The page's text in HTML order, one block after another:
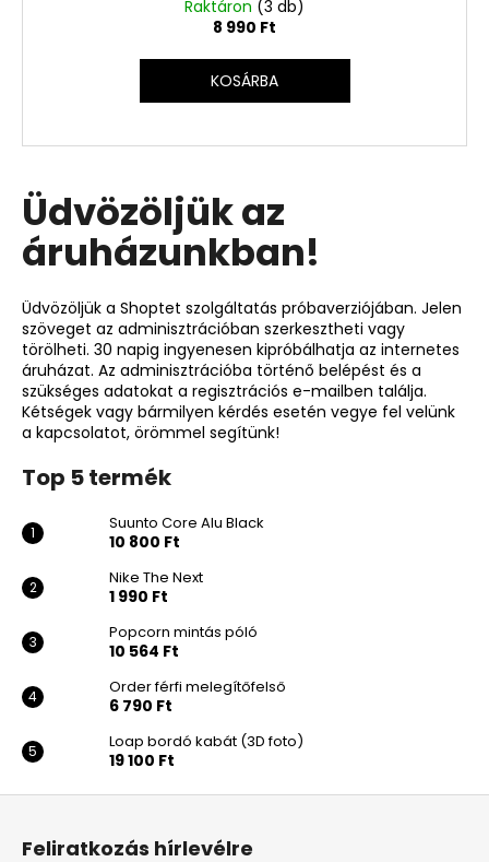
Raktáron (3 db)
8 990 Ft
KOSÁRBA
Üdvözöljük az
áruházunkban!
Üdvözöljük a Shoptet szolgáltatás próbaverziójában. Jelen
szöveget az adminisztrációban szerkesztheti vagy
törölheti. 30 napig ingyenesen kipróbálhatja az internetes
áruházat. Az adminisztrációba történő belépést és a
szükséges adatokat a regisztrációs e-mailben találja.
Kétségek vagy bármilyen kérdés esetén vegye fel velünk
a kapcsolatot, örömmel segítünk!
Top 5 termék
Suunto Core Alu Black
10 800 Ft
Nike The Next
1 990 Ft
Popcorn mintás póló
10 564 Ft
Order férfi melegítőfelső
6 790 Ft
Loap bordó kabát (3D foto)
19 100 Ft
L
Feliratkozás hírlevélre